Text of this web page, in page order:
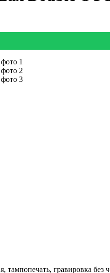
тампопечать, гравировка